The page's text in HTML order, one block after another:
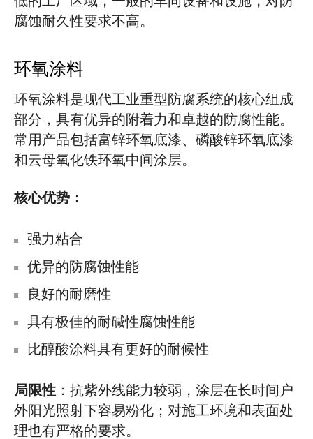
腐蚀耐久性要求不高。
环氧涂料
环氧涂料是现代工业重型防腐系统的核心组成
部分，具有优异的附着力和卓越的防腐性能。
常用产品包括富锌环氧底漆、磷酸锌环氧底漆
和云母氧化铁环氧中间涂层。
核心优势：
强力粘合
优异的防腐蚀性能
良好的耐磨性
具有极佳的耐碱性腐蚀性能
比醇酸涂料具有更好的耐候性
局限性：抗紫外线能力较弱，涂层在长时间户
外阳光照射下容易粉化；对施工环境和表面处
理也有严格的要求。